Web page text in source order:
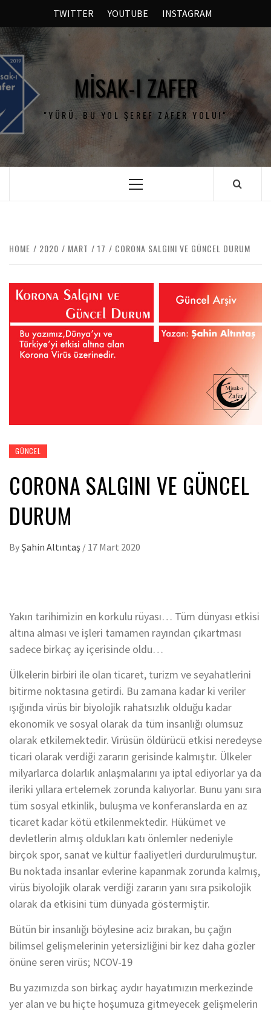
TWITTER YOUTUBE INSTAGRAM
MISAK-I ZAFER
"YÜRÜ, BU YOL ŞEREF ZAFER YOLU!"
HOME 2020 MART 17 CORONA SALGINI VE GÜNCEL DURUM
GÜNCEL
CORONA SALGINI VE GÜNCEL
DURUM
By Şahin Altıntaş / 17 Mart 2020
Yakın tarihimizin en korkulu rüyası… Tüm dünyası etkisi
altına alması ve işleri tamamen rayından çıkartması
sadece birkaç ay içerisinde oldu…
Ülkelerin birbiri ile olan ticaret, turizm ve seyahatlerini
bitirme noktasına getirdi. Bu zamana kadar ki veriler
ışığında virüs bir biyolojik rahatsızlık olduğu kadar
ekonomik ve sosyal olarak da tüm insanlığı olumsuz
olarak etkilemektedir. Virüsün öldürücü etkisi neredeyse
ticari olarak verdiği zararın gerisinde kalmıştır. Ülkeler
milyarlarca dolarlık anlaşmalarını ya iptal ediyorlar ya da
ileriki yıllara ertelemek zorunda kalıyorlar. Bunu yanı sıra
tüm sosyal etkinlik, buluşma ve konferanslarda en az
ticaret kadar kötü etkilenmektedir. Hükümet ve
devletlerin almış oldukları katı önlemler nedeniyle
birçok spor, sanat ve kültür faaliyetleri durdurulmuştur.
Bu noktada insanlar evlerine kapanmak zorunda kalmış,
virüs biyolojik olarak verdiği zararın yanı sıra psikolojik
olarak da etkisini tüm dünyada göstermiştir.
Bütün bir insanlığı böylesine aciz bırakan, bu çağın
bilimsel gelişmelerinin yetersizliğini bir kez daha gözler
önüne seren virüs; NCOV-19
Bu yazımızda son birkaç aydır hayatımızın merkezinde
yer alan ve bu hiçte hoşumuza gitmeyecek gelişmelerin